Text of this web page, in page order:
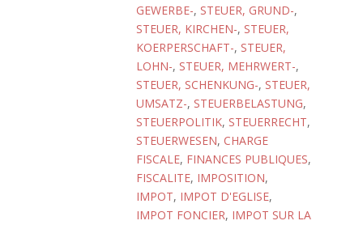
GEWERBE-, STEUER, GRUND-,
STEUER, KIRCHEN-, STEUER,
KOERPERSCHAFT-, STEUER,
LOHN-, STEUER, MEHRWERT-,
STEUER, SCHENKUNG-, STEUER,
UMSATZ-, STEUERBELASTUNG,
STEUERPOLITIK, STEUERRECHT,
STEUERWESEN, CHARGE
FISCALE, FINANCES PUBLIQUES,
FISCALITE, IMPOSITION,
IMPOT, IMPOT D'EGLISE,
IMPOT FONCIER, IMPOT SUR LA